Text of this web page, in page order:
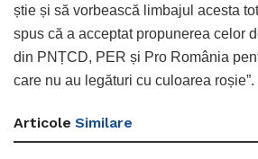
știe și să vorbească limbajul acesta
spus că a acceptat propunerea celor
din PNȚCD, PER și Pro România
care nu au legături cu culoarea roșie”.
Articole Similare